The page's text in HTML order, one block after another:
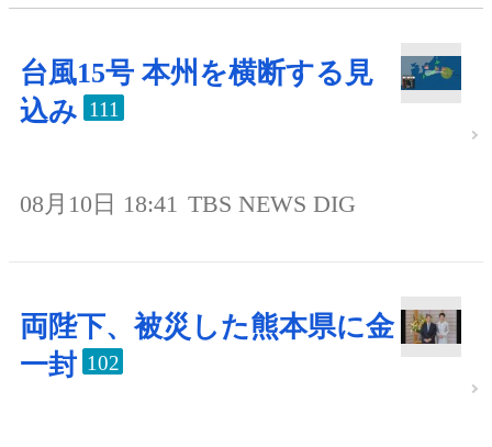
台風15号 本州を横断する見
込み 111
08月10日 18:41 TBS NEWS DIG
両陛下、被災した熊本県に金
一封 102